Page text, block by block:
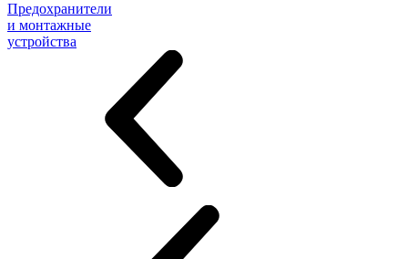
Предохранители
и монтажные
устройства